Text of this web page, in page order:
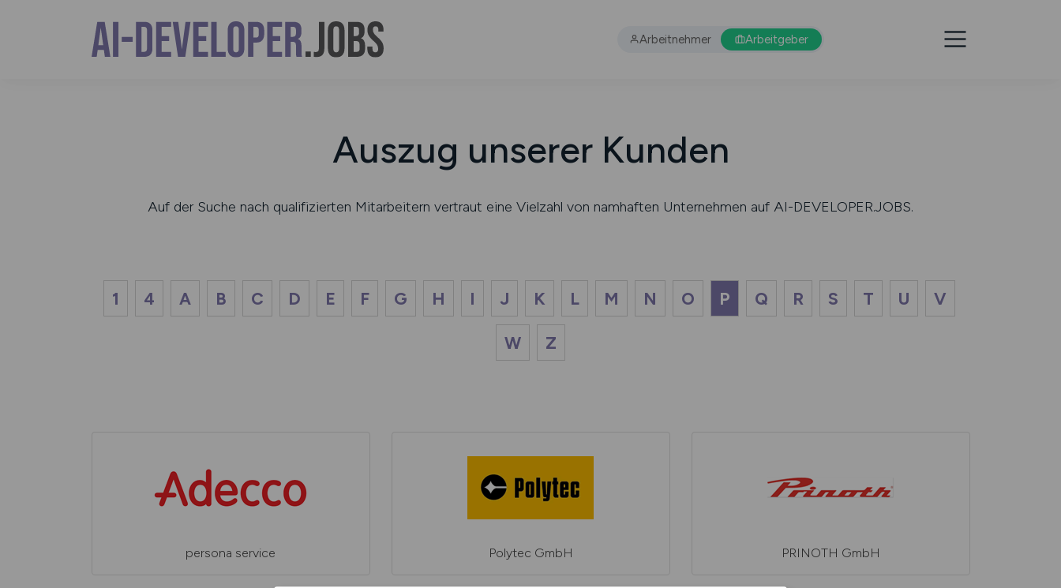
Arbeitnehmer Arbeitgeber
Auszug unserer Kunden
Auf der Suche nach qualifizierten Mitarbeitern vertraut eine Vielzahl von namhaften Unternehmen auf AI-DEVELOPER.JOBS.
1 4 A B C D E F G H I J K L M N O P Q R S T U V
W Z
persona service Polytec GmbH PRINOTH GmbH